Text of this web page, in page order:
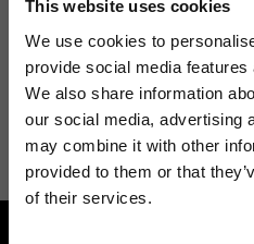
This website uses cookies
We use cookies to
provide social media
We also share information
our social media, advertising
may combine it with other
provided to them or that
of their services.
Acconsento a ricevere novità e
informazioni consulta laPrivacy